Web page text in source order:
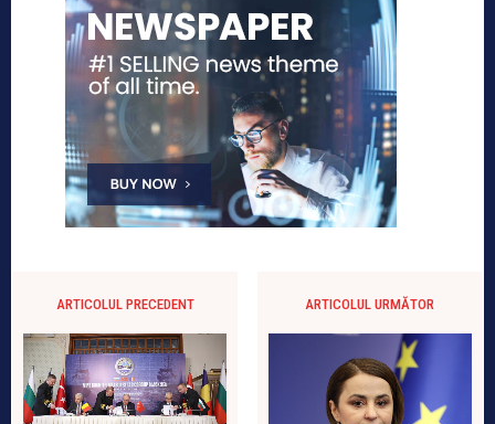
ARTICOLUL PRECEDENT ARTICOLUL URMĂTOR